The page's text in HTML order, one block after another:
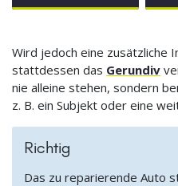
Wird jedoch eine zusätzliche
stattdessen das Gerundiv
nie alleine stehen, sondern
z. B. ein Subjekt oder eine
Richtig
Das zu reparierende Auto